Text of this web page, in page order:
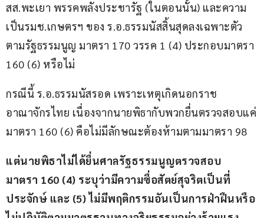
สส.พะเยา พรรคพลังประชารัฐ (ในตอนนั้น) และความ
เป็นรมช.เกษตรฯ ของ ร.อ.ธรรมนัสสิ้นสุดลงเฉพาะตัว
ตามรัฐธรรมนูญ มาตรา 170 วรรค 1 (4) ประกอบมาตรา
160 (6) หรือไม่
กรณีนี้ ร.อ.ธรรมนัสรอด เพราะเหตุเกิดนอกราช
อาณาจักรไทย เนื่องจากนายพิธากับพวกยื่นตรวจสอบแค่
มาตรา 160 (6) คือไม่มีลักษณะต้องห้ามตามมาตรา 98
แต่นายพิธาไม่ได้ยื่นศาลรัฐธรรมนูญตรวจสอบ
มาตรา 160 (4) ระบุว่ามีความซื่อสัตย์สุจริตเป็นที่
ประจักษ์ และ (5) ไม่มีพฤติกรรมอันเป็นการฝ่าฝืนหรือ